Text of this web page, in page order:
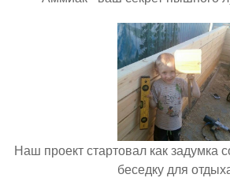
Наш проект стартовал как задумка
беседку для